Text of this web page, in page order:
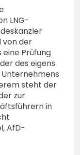
führt an
im
durch
15. August
in die
MARBURG-
Satz Räder
Polizei bittet
Polizeistation
hat einen
von
Peter
LNG-
von der
eine Prüfung
des eigens
steht der
zur
in
AfD-